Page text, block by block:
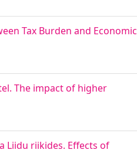
Tax Burden and Economic
The impact of higher
Liidu riikides. Effects of